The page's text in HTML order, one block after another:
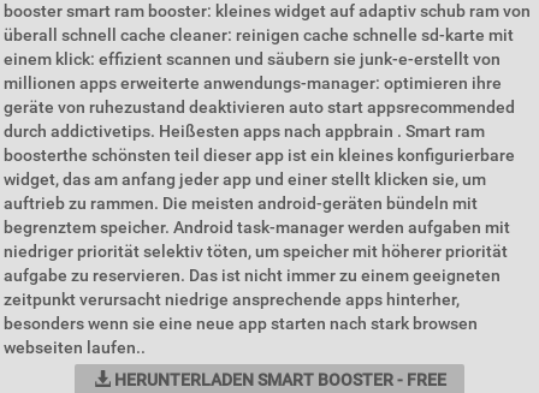
booster smart ram booster: kleines widget auf adaptiv schub ram von
überall schnell cache cleaner: reinigen cache schnelle sd-karte mit
einem klick: effizient scannen und säubern sie junk-e-erstellt von
millionen apps erweiterte anwendungs-manager: optimieren ihre
geräte von ruhezustand deaktivieren auto start appsrecommended
durch addictivetips. Heißesten apps nach appbrain . Smart ram
boosterthe schönsten teil dieser app ist ein kleines konfigurierbare
widget, das am anfang jeder app und einer stellt klicken sie, um
auftrieb zu rammen. Die meisten android-geräten bündeln mit
begrenztem speicher. Android task-manager werden aufgaben mit
niedriger priorität selektiv töten, um speicher mit höherer priorität
aufgabe zu reservieren. Das ist nicht immer zu einem geeigneten
zeitpunkt verursacht niedrige ansprechende apps hinterher,
besonders wenn sie eine neue app starten nach stark browsen
webseiten laufen..
HERUNTERLADEN SMART BOOSTER - FREE